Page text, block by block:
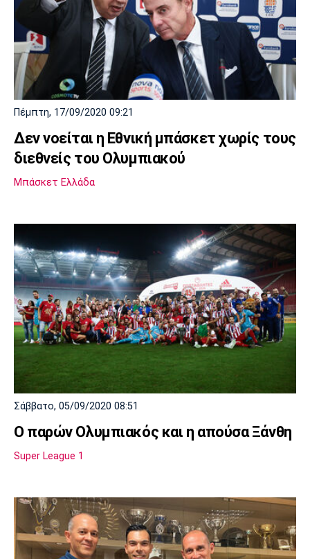
Πέμπτη, 17/09/2020 09:21
Δεν νοείται η Εθνική μπάσκετ χωρίς τους
διεθνείς του Ολυμπιακού
Μπάσκετ Ελλάδα
Σάββατο, 05/09/2020 08:51
Ο παρών Ολυμπιακός και η απούσα Ξάνθη
Super League 1